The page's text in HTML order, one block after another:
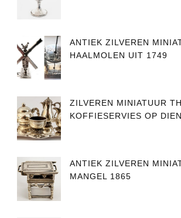
ANTIEK ZILVEREN
HAALMOLEN UIT 1749
ZILVEREN MINIATUUR
KOFFIESERVIES OP
ANTIEK ZILVEREN
MANGEL 1865